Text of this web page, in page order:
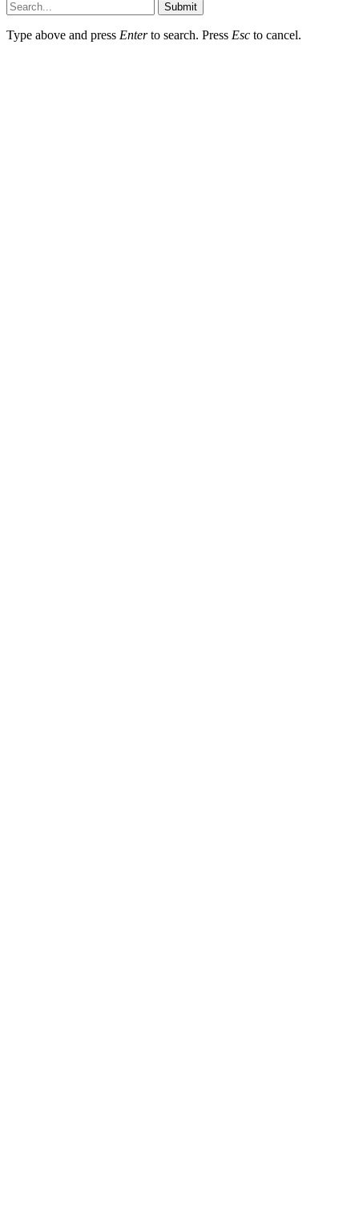
Submit
Type above and press Enterto search. Press Esc to cancel.